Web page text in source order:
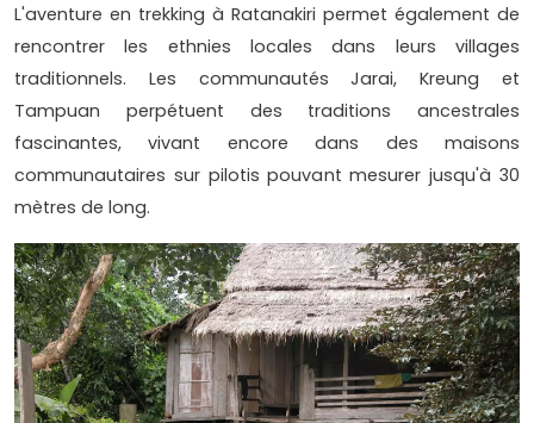
L'aventure en trekking à Ratanakiri permet également de
rencontrer les ethnies locales dans leurs villages
traditionnels. Les communautés Jarai, Kreung et
Tampuan perpétuent des traditions ancestrales
fascinantes, vivant encore dans des maisons
communautaires sur pilotis pouvant mesurer jusqu'à 30
mètres de long.